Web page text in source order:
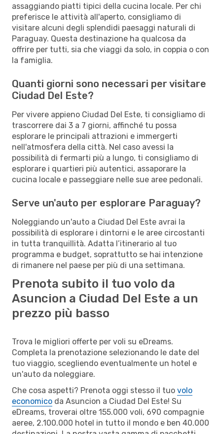
assaggiando piatti tipici della cucina locale. Per chi
preferisce le attività all'aperto, consigliamo di
visitare alcuni degli splendidi paesaggi naturali di
Paraguay. Questa destinazione ha qualcosa da
offrire per tutti, sia che viaggi da solo, in coppia o con
la famiglia.
Quanti giorni sono necessari per visitare
Ciudad Del Este?
Per vivere appieno Ciudad Del Este, ti consigliamo di
trascorrere dai 3 a 7 giorni, affinché tu possa
esplorare le principali attrazioni e immergerti
nell'atmosfera della città. Nel caso avessi la
possibilità di fermarti più a lungo, ti consigliamo di
esplorare i quartieri più autentici, assaporare la
cucina locale e passeggiare nelle sue aree pedonali.
Serve un'auto per esplorare Paraguay?
Noleggiando un'auto a Ciudad Del Este avrai la
possibilità di esplorare i dintorni e le aree circostanti
in tutta tranquillità. Adatta l’itinerario al tuo
programma e budget, soprattutto se hai intenzione
di rimanere nel paese per più di una settimana.
Prenota subito il tuo volo da
Asuncion a Ciudad Del Este a un
prezzo più basso
Trova le migliori offerte per voli su eDreams.
Completa la prenotazione selezionando le date del
tuo viaggio, scegliendo eventualmente un hotel e
un'auto da noleggiare.
Che cosa aspetti? Prenota oggi stesso il tuo volo
economico da Asuncion a Ciudad Del Este! Su
eDreams, troverai oltre 155.000 voli, 690 compagnie
aeree, 2.100.000 hotel in tutto il mondo e ben 40.000